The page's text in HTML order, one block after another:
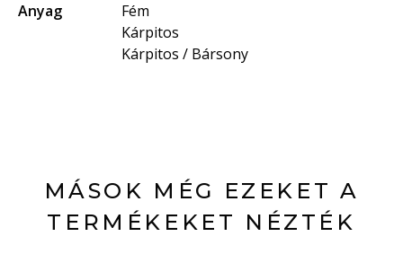
Anyag
Fém
Kárpitos
Kárpitos / Bársony
MÁSOK MÉG EZEKET A
TERMÉKEKET NÉZTÉK